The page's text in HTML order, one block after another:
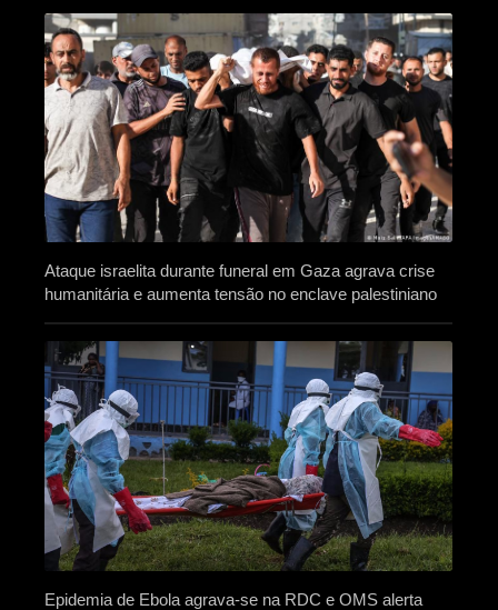
Ataque israelita durante funeral em Gaza agrava crise
humanitária e aumenta tensão no enclave palestiniano
Epidemia de Ebola agrava-se na RDC e OMS alerta